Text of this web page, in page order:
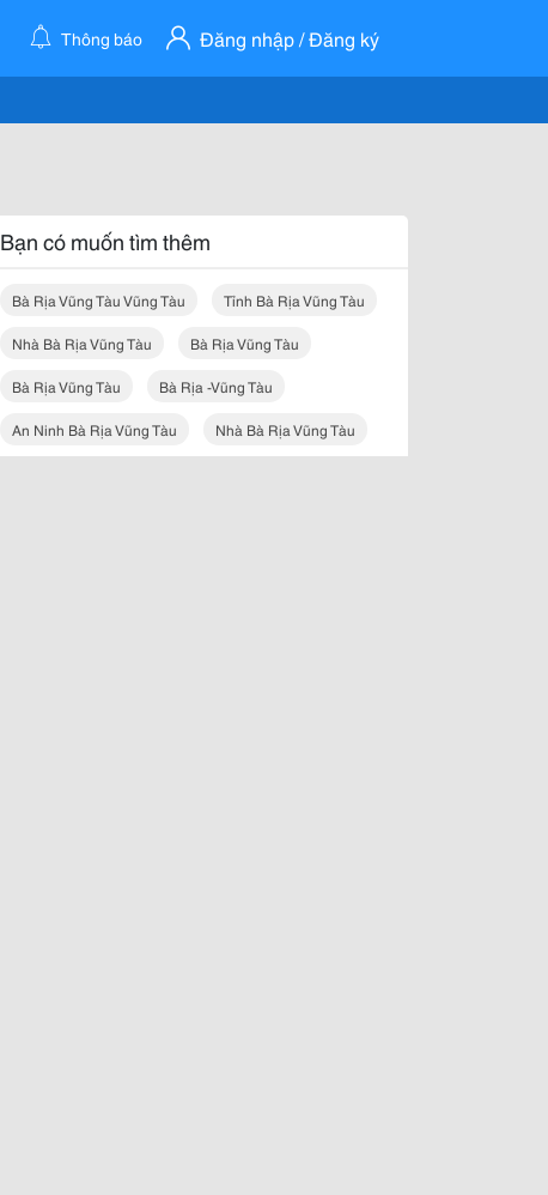
Thông báo Đăng nhập / Đăng ký
Bạn có muốn tìm thêm
Bà Rịa Vũng Tàu Vũng Tàu Tỉnh Bà Rịa Vũng Tàu
Nhà Bà Rịa Vũng Tàu Bà Rịa Vũng Tàu
Bà Rịa Vũng Tàu Bà Rịa -vũng Tàu
An Ninh Bà Rịa Vũng Tàu Nhà Bà Rịa Vũng Tàu